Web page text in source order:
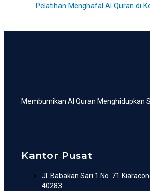
Pelatihan Menghafal Al Quran di
Membumikan Al Quran Menghidupkan
Kantor Pusat
Jl. Babakan Sari 1 No. 71
40283